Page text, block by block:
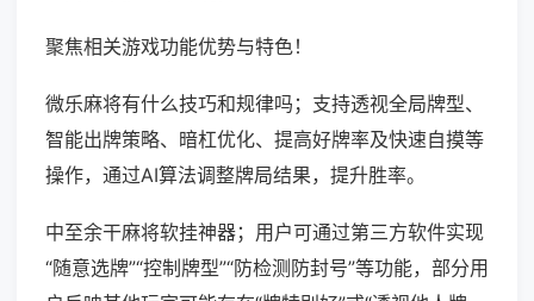
聚焦相关游戏功能优势与特色！
微乐麻将有什么技巧和规律吗；支持透视全局牌型、
智能出牌策略、暗杠优化、提高好牌率及快速自摸等
操作，通过AI算法调整牌局结果，提升胜率。
中至余干麻将软挂神器；用户可通过第三方软件实现
“随意选牌”“控制牌型”“防检测防封号”等功能，部分用